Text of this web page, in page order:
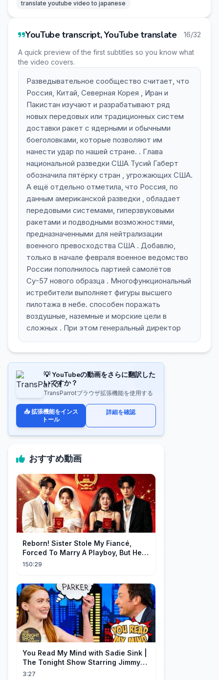
translate youtube video to japanese
YouTube transcript, YouTube translate 16/32
A quick preview of the first subtitles so you know what
the video covers.
Разведывательное сообщество считает, что
Россия, Китай, Северная Корея , Иран и
Пакистан изучают и разрабатывают ряд
новых передовых или традиционных систем
доставки ракет с ядерными и обычными
боеголовками, которые позволяют им
нанести удар по нашей стране. . Глава
национальной разведки США Тусий Габерт
обозначила пятёрку стран , угрожающих США.
А ещё отдельно отметила, что Россия, по
данным американской разведки , обладает
передовыми системами, гиперзвуковыми
ракетами и подводными возможностями,
предназначенными для нейтрализации
военного превосходства США . Добавлю,
только в начале февраля военное ведомство
России пополнилось партией самолётов
Су-57 нового образца . Многофункциональный
истребители выполняет фигуры высшего
пилотажа в небе. способен поражать
воздушные, наземные и морские цели в
сложных . При этом генеральный директор
💡 YouTubeの動画をさらに翻訳した
いですか？
TransParrotブラウザ拡張機能を使用する
📥 拡張機能をインス
トール
詳細を確認
おすすめ動画
Reborn! Sister Stole My Fiancé,
Forced To Marry A Playboy, But He
Doted On Me Like A Princess!
150:29
You Read My Mind with Sadie Sink |
The Tonight Show Starring Jimmy
Fallon
3:27